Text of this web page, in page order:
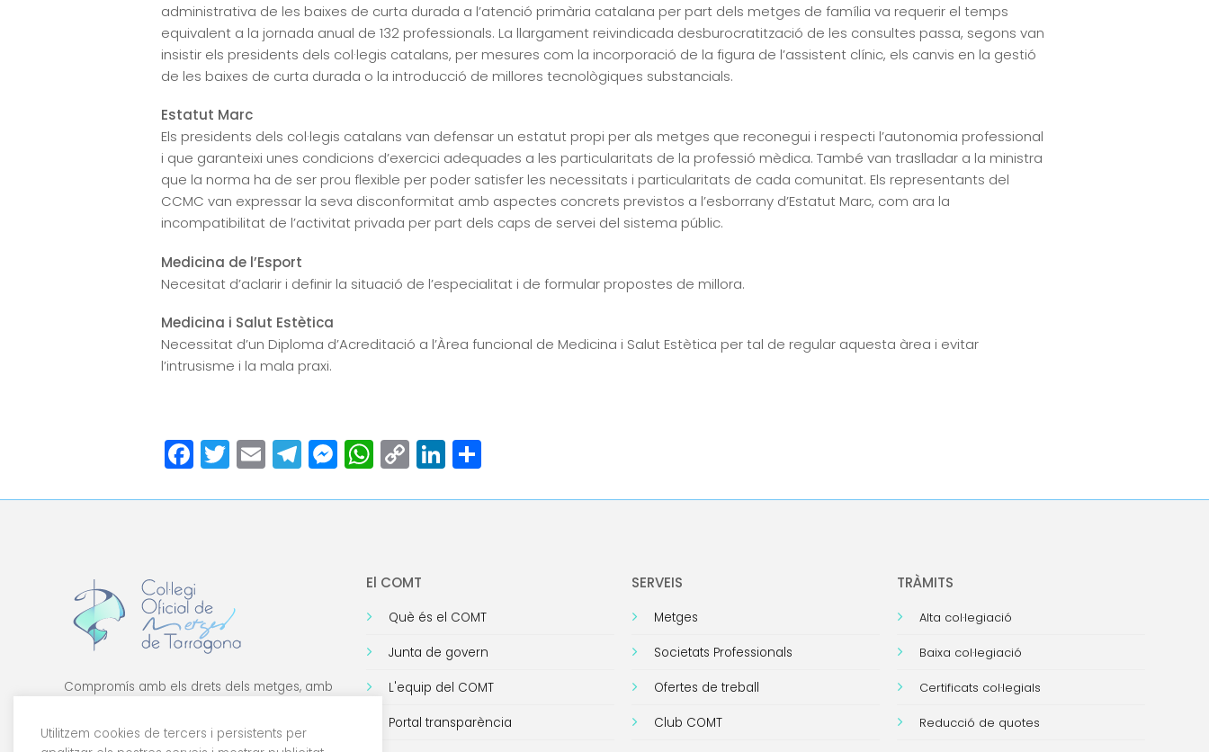
administrativa de les baixes de curta durada a l’atenció primària catalana per part dels metges de família va requerir el temps
equivalent a la jornada anual de 132 professionals. La llargament reivindicada desburocratització de les consultes passa, segons van
insistir els presidents dels col·legis catalans, per mesures com la incorporació de la figura de l’assistent clínic, els canvis en la gestió
de les baixes de curta durada o la introducció de millores tecnològiques substancials.
Estatut Marc
Els presidents dels col·legis catalans van defensar un estatut propi per als metges que reconegui i respecti l’autonomia professional
i que garanteixi unes condicions d’exercici adequades a les particularitats de la professió mèdica. També van traslladar a la ministra
que la norma ha de ser prou flexible per poder satisfer les necessitats i particularitats de cada comunitat. Els representants del
CCMC van expressar la seva disconformitat amb aspectes concrets previstos a l’esborrany d’Estatut Marc, com ara la
incompatibilitat de l’activitat privada per part dels caps de servei del sistema públic.
Medicina de l’Esport
Necesitat d’aclarir i definir la situació de l’especialitat i de formular propostes de millora.
Medicina i Salut Estètica
Necessitat d’un Diploma d’Acreditació a l’Àrea funcional de Medicina i Salut Estètica per tal de regular aquesta àrea i evitar
l’intrusisme i la mala praxi.
Facebook
Twitter
EmailTelegram
Messenger
WhatsApp
Copy
Link
LinkedIn
Comparteix
Compromís amb els drets dels metges, amb
El COMT
Què és el COMT
Junta de govern
L'equip del COMT
Portal transparència
SERVEIS
Metges
Societats Professionals
Ofertes de treball
Club COMT
TRÀMITS
Alta col·legiació
Baixa col·legiació
Certificats col·legials
Reducció de quotes
Utilitzem cookies de tercers i persistents per